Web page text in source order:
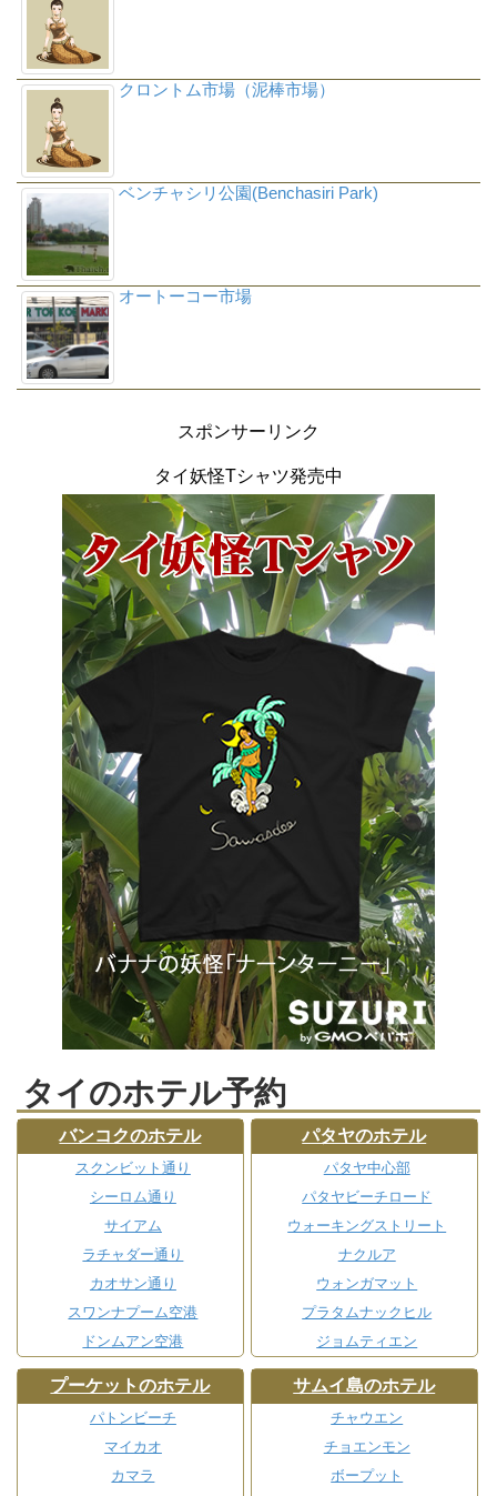
クロントム市場（泥棒市場）
ベンチャシリ公園(Benchasiri Park)
オートーコー市場
スポンサーリンク
タイ妖怪Tシャツ発売中
タイのホテル予約
バンコクのホテル
スクンビット通り
シーロム通り
サイアム
ラチャダー通り
カオサン通り
スワンナプーム空港
ドンムアン空港
パタヤのホテル
パタヤ中心部
パタヤビーチロード
ウォーキングストリート
ナクルア
ウォンガマット
プラタムナックヒル
ジョムティエン
プーケットのホテル
パトンビーチ
マイカオ
カマラ
サムイ島のホテル
チャウエン
チョエンモン
ボープット